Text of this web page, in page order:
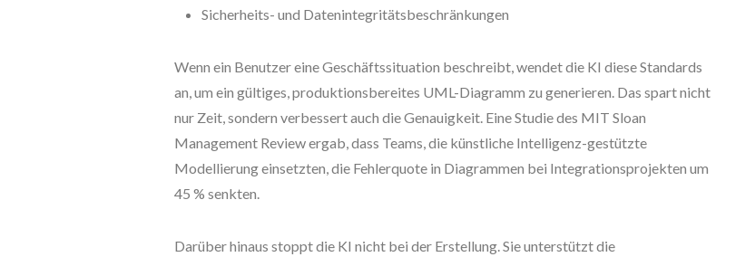
Sicherheits- und Datenintegritätsbeschränkungen
Wenn ein Benutzer eine Geschäftssituation beschreibt, wendet die KI diese Standards
an, um ein gültiges, produktionsbereites UML-Diagramm zu generieren. Das spart nicht
nur Zeit, sondern verbessert auch die Genauigkeit. Eine Studie des MIT Sloan
Management Review ergab, dass Teams, die künstliche Intelligenz-gestützte
Modellierung einsetzten, die Fehlerquote in Diagrammen bei Integrationsprojekten um
45 % senkten.
Darüber hinaus stoppt die KI nicht bei der Erstellung. Sie unterstützt die